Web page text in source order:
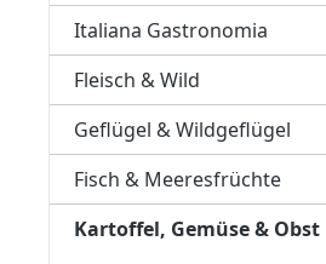
Italiana Gastronomia
Fleisch & Wild
Geflügel & Wildgeflügel
Fisch & Meeresfrüchte
Kartoffel, Gemüse & Obst